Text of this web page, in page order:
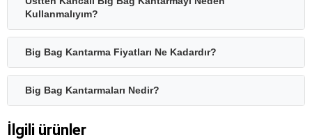
Kullanmalıyım?
Big Bag Kantarma Fiyatları Ne Kadardır?
Big Bag Kantarmaları Nedir?
İlgili ürünler